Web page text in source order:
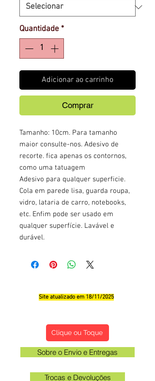
Quantidade *
Adicionar ao carrinho
Comprar
Tamanho: 10cm. Para tamanho
maior consulte-nos. Adesivo de
recorte. fica apenas os contornos,
como uma tatuagem
Adesivo para qualquer superficie.
Cola em parede lisa, guarda roupa,
vidro, lataria de carro, notebooks,
etc. Enfim pode ser usado em
qualquer superfície. Lavável e
durável.
Site atualizado em 18/11/2025
Clique ou Toque
Sobre o Envio e Entregas
Trocas e Devoluções